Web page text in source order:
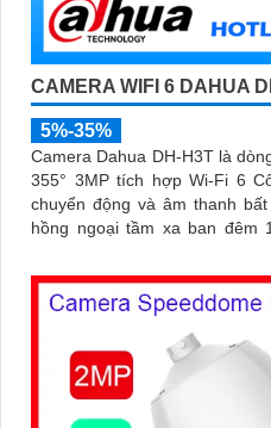
CAMERA WIFI 6 DAHUA
5%-35%
Camera Dahua DH-H3T là
355° 3MP tích hợp Wi-Fi 6
chuyển động và âm thanh
hồng ngoại tầm xa ban đêm